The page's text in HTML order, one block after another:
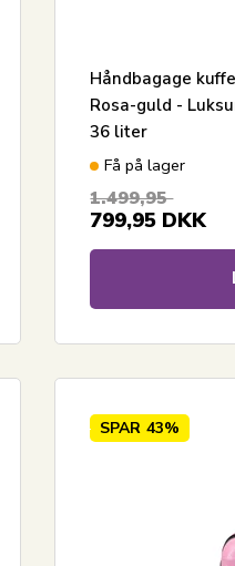
Håndbagage
Rosa-guld -
36 liter
Få på lager
1.499,95
799,95 DKK
SPAR 43%